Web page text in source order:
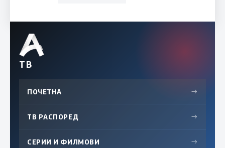
ТВ
ПОЧЕТНА →
ТВ РАСПОРЕД →
СЕРИИ И ФИЛМОВИ →